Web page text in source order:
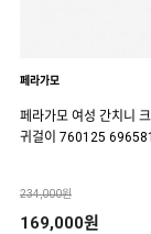
페라가모
페라가모 여성 간치니
귀걸이 760125 696581
234,000원
169,000원